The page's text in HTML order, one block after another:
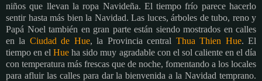
niños que llevan la ropa Navideña. El tiempo frío parece hacerlo
sentir hasta más bien la Navidad. Las luces, árboles de tubo, reno y
Papá Noel también en gran parte están siendo mostrados en calles
en la Ciudad de Hue, la Provincia central Thua Thien Hue. El
tiempo en elHue ha sido muy agradable con el sol caliente en el día
con temperatura más frescas que de noche, fomentando a los locales
para afluir las calles para dar la bienvenida a la Navidad temprano.